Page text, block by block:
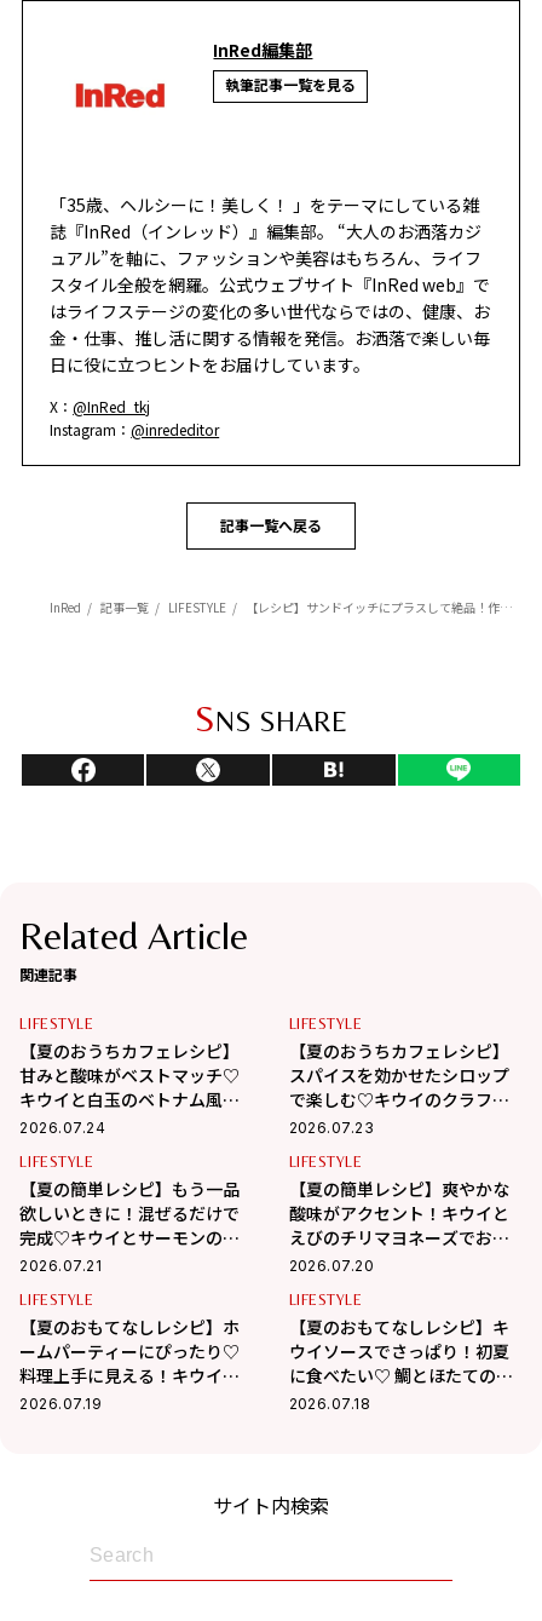
InRed編集部
執筆記事一覧を見る
「35歳、ヘルシーに！美しく！ 」をテーマにしている雑
誌『InRed（インレッド）』編集部。 “大人のお洒落カジ
ュアル”を軸に、ファッションや美容はもちろん、ライフ
スタイル全般を網羅。公式ウェブサイト『InRed web』で
はライフステージの変化の多い世代ならではの、健康、お
金・仕事、推し活に関する情報を発信。お洒落で楽しい毎
日に役に立つヒントをお届けしています。
X：@InRed_tkj
Instagram：@inrededitor
記事一覧へ戻る
InRed 記事一覧 LIFESTYLE 【レシピ】サンドイッチにプラスして絶品！作りおきOKのソース＆ジャムレシピ4選
SNS SHARE
Related Article
関連記事
LIFESTYLE
【夏のおうちカフェレシピ】
甘みと酸味がベストマッチ♡
キウイと白玉のベトナム風チ
ェー
2026.07.24
LIFESTYLE
【夏のおうちカフェレシピ】
スパイスを効かせたシロップ
で楽しむ♡キウイのクラフト
コーラ
2026.07.23
LIFESTYLE
【夏の簡単レシピ】もう一品
欲しいときに！混ぜるだけで
完成♡キウイとサーモンのタ
ルタル
2026.07.21
LIFESTYLE
【夏の簡単レシピ】爽やかな
酸味がアクセント！キウイと
えびのチリマヨネーズでおう
ちごはん
2026.07.20
LIFESTYLE
【夏のおもてなしレシピ】ホ
ームパーティーにぴったり♡
料理上手に見える！キウイと
オイルサーディンの絶品ブル
2026.07.19
LIFESTYLE
【夏のおもてなしレシピ】キ
ウイソースでさっぱり！初夏
に食べたい♡ 鯛とほたてのカ
ルパッチョ
2026.07.18
サイト内検索